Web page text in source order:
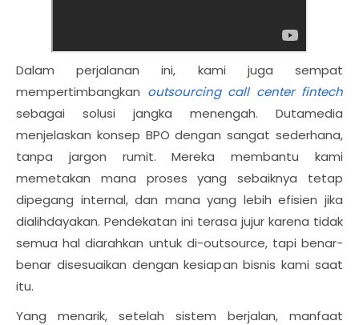
Dalam perjalanan ini, kami juga sempat
mempertimbangkan outsourcing call center fintech
sebagai solusi jangka menengah. Dutamedia
menjelaskan konsep BPO dengan sangat sederhana,
tanpa jargon rumit. Mereka membantu kami
memetakan mana proses yang sebaiknya tetap
dipegang internal, dan mana yang lebih efisien jika
dialihdayakan. Pendekatan ini terasa jujur karena tidak
semua hal diarahkan untuk di-outsource, tapi benar-
benar disesuaikan dengan kesiapan bisnis kami saat
itu.
Yang menarik, setelah sistem berjalan, manfaat